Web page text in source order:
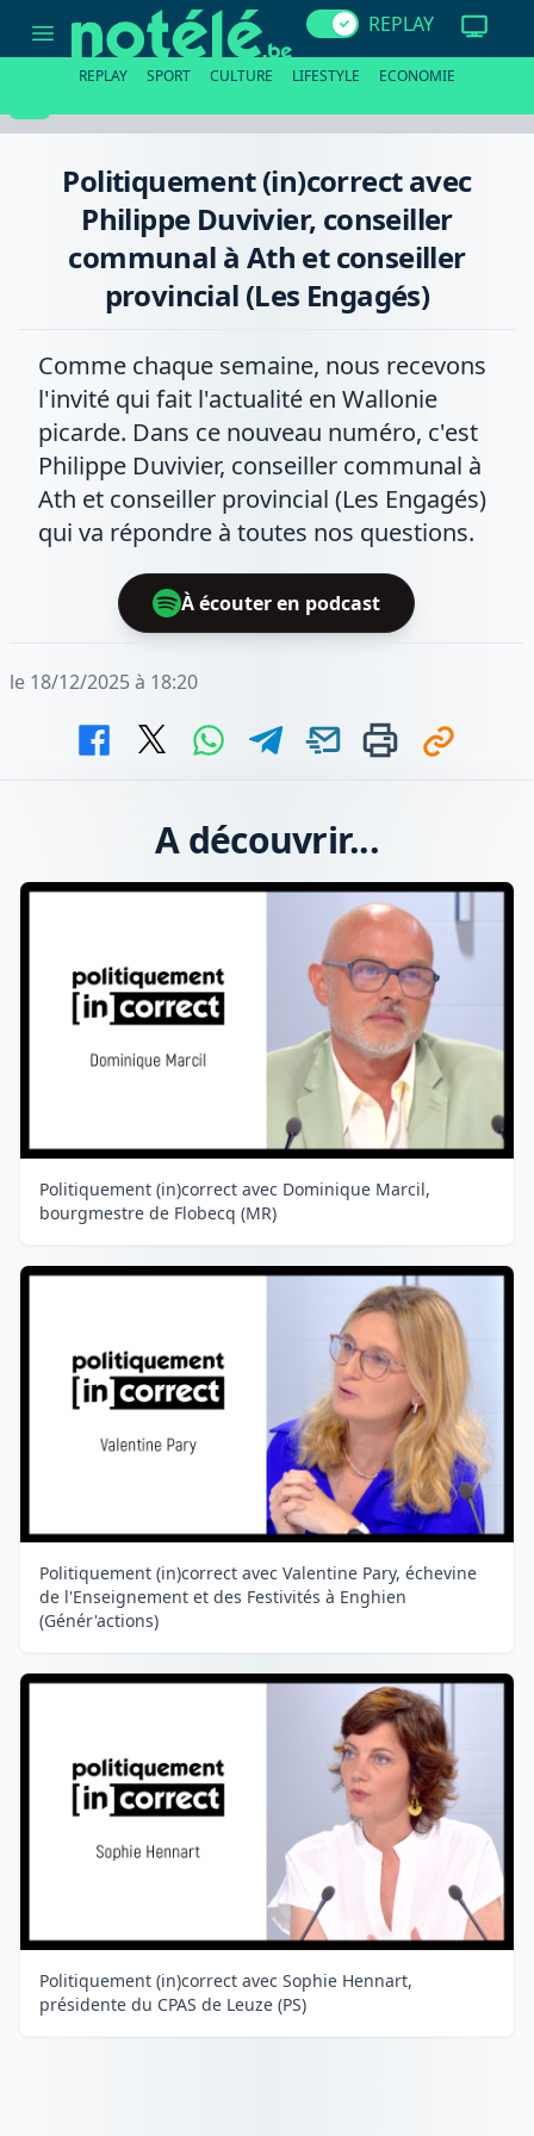
(in)correct
communal
REPLAY
REPLAY SPORT CULTURE LIFESTYLE ECONOMIE
Politiquement (in)correct avec
Philippe Duvivier, conseiller
communal à Ath et conseiller
provincial (Les Engagés)
Comme chaque semaine, nous recevons
l'invité qui fait l'actualité en Wallonie
picarde. Dans ce nouveau numéro, c'est
Philippe Duvivier, conseiller communal à
Ath et conseiller provincial (Les Engagés)
qui va répondre à toutes nos questions.
À écouter en podcast
le 18/12/2025 à 18:20
A découvrir...
Politiquement (in)correct avec Dominique Marcil,
bourgmestre de Flobecq (MR)
Politiquement (in)correct avec Valentine Pary, échevine
de l'Enseignement et des Festivités à Enghien
(Génér'actions)
Politiquement (in)correct avec Sophie Hennart,
présidente du CPAS de Leuze (PS)